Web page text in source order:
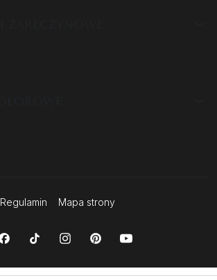
Regulamin Mapa strony